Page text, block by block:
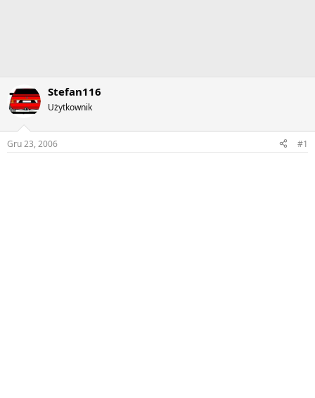
Stefan116
Użytkownik
Gru 23, 2006 #1